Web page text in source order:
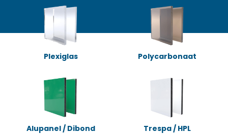
Plexiglas Polycarbonaat
Alupanel / Dibond Trespa / HPL